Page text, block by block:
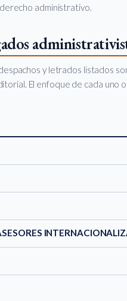
administrativo.
y letrados listados
El enfoque de cada uno